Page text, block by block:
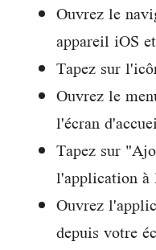
Ouvrez le
appareil iOS
Tapez sur
Ouvrez le
l'écran
Tapez sur
l'application à
Ouvrez
depuis votre